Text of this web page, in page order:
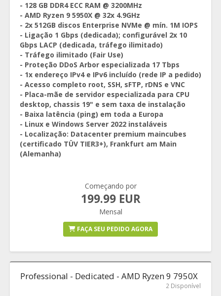
- 128 GB DDR4 ECC RAM @ 3200MHz
- AMD Ryzen 9 5950X @ 32x 4.9GHz
- 2x 512GB discos Enterprise NVMe @ mín. 1M IOPS
- Ligação 1 Gbps (dedicada); configurável 2x 10
Gbps LACP (dedicada, tráfego ilimitado)
- Tráfego ilimitado (Fair Use)
- Proteção DDoS Arbor especializada 17 Tbps
- 1x endereço IPv4 e IPv6 incluído (rede IP a pedido)
- Acesso completo root, SSH, sFTP, rDNS e VNC
- Placa-mãe de servidor especializada para CPU
desktop, chassis 19" e sem taxa de instalação
- Baixa latência (ping) em toda a Europa
- Linux e Windows Server 2022 instaláveis
- Localização: Datacenter premium maincubes
(certificado TÜV TIER3+), Frankfurt am Main
(Alemanha)
Começando por
199.99 EUR
Mensal
FAÇA SEU PEDIDO AGORA
Professional - Dedicated - AMD Ryzen 9 7950X
2 Disponível